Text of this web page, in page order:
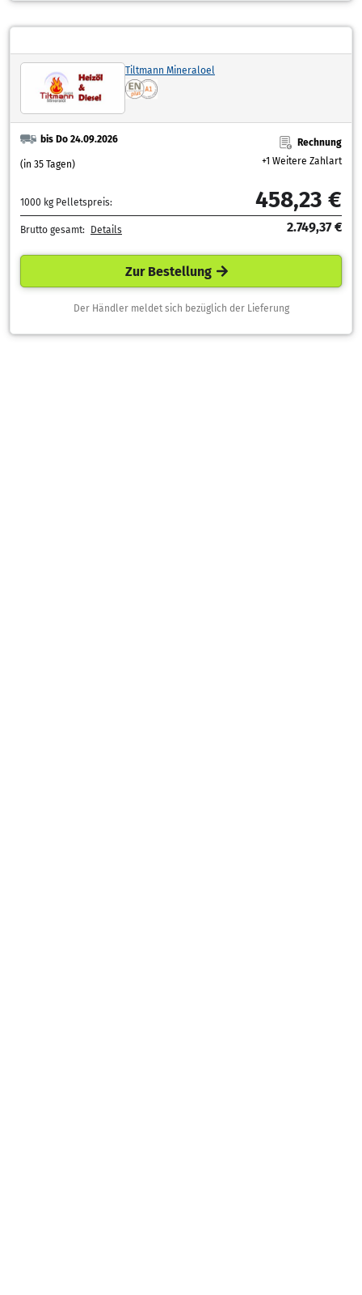
Tiltmann Mineraloel
bis Do 24.09.2026
(in 35 Tagen)
Rechnung
+1 Weitere Zahlart
1000 kg Pelletspreis: 458,23 €
Brutto gesamt: Details 2.749,37 €
Zur Bestellung
Der Händler meldet sich bezüglich der Lieferung